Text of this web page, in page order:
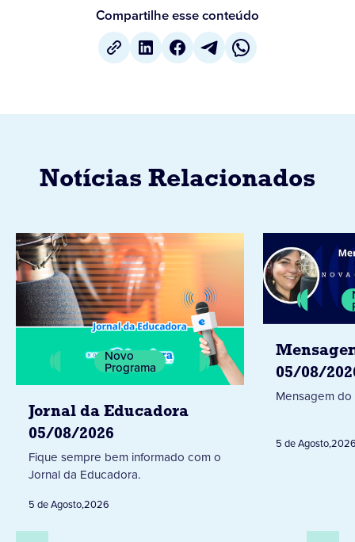
Compartilhe esse conteúdo
Notícias Relacionados
Novo
Programa
Jornal da Educadora
05/08/2026
Fique sempre bem informado com o
Jornal da Educadora.
5 de Agosto,2026
05/08/
Mensagem do
5 de Agosto,